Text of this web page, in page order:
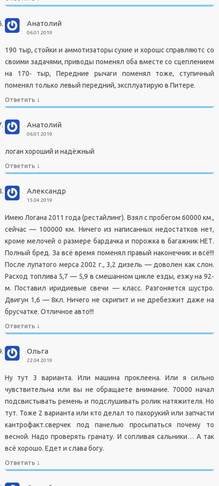
Анатолий
06.01.2019
190 тыр, стойки и аммотизаторы сухие и хорошс справляютс со
своими задачями, приводы поменял оба вместе со сцеплением
на 170- тыр, Передние рычаги поменял тоже, ступичный
поменял только левый передний, эксплуатирую в Питере.
Ответить ↓
Анатолий
06.01.2019
логан хороший и надёжный
Ответить ↓
Александр
15.04.2019
Имею Логана 2011 года (рестайлинг). Взял с пробегом 60000 км.,
сейчас — 100000 км. Ничего из написанных недостатков нет,
кроме мелочей о размере бардачка и порожка в багажник НЕТ.
Полный бред. За всё время поменял правый наконечник и всё!!!
После лупатого мерса 2002 г., 3,2 дизель — доволен как слон.
Расход топлива 5,7 — 5,9 в смешанном цикле езды, езжу на 92-
м. Поставил иридиевые свечи — класс. Разгоняется шустро.
Двигун 1,6 — 8кл. Ничего не скрипит и не дребезжит даже на
брусчатке. Отличное авто!!!
Ответить ↓
Ольга
22.04.2019
Ну тут 3 варианта. Или машина проклеена. Или я сильно
чувствительна или вы не обращаете внимание. 70000 начал
подсвистывать ремень и подслушивать ролик натяжителя. Но
тут. Тоже 2 варианта или кто делал то пахорукий или запчасти
кантрофакт.сверчек под панелью просыпаться почему то
весной. Надо проверять гранату. И сопливая сальники… А так
всё хорошо. Едет и слава богу.
Ответить ↓